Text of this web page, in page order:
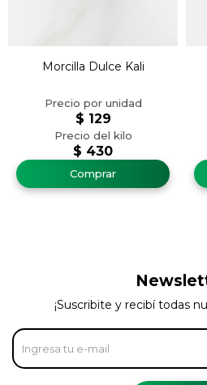
Morcilla Dulce Kali
$ 430
$ 129
¡Suscribite y recibí todas